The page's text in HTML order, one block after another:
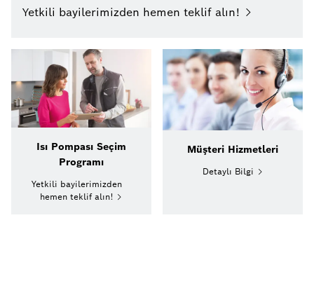
Yetkili bayilerimizden hemen teklif alın!
Isı Pompası Seçim
Programı
Yetkili bayilerimizden
hemen teklif alın!
Müşteri Hizmetleri
Detaylı Bilgi